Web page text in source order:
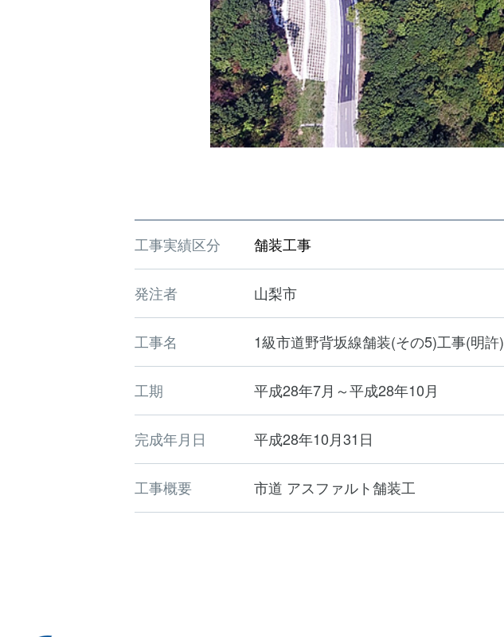
工事実績区分 舗装工事
発注者 山梨市
工事名 1級市道野背坂線舗装(その5)工事(明許)
工期 平成28年7月～平成28年10月
完成年月日 平成28年10月31日
工事概要 市道 アスファルト舗装工